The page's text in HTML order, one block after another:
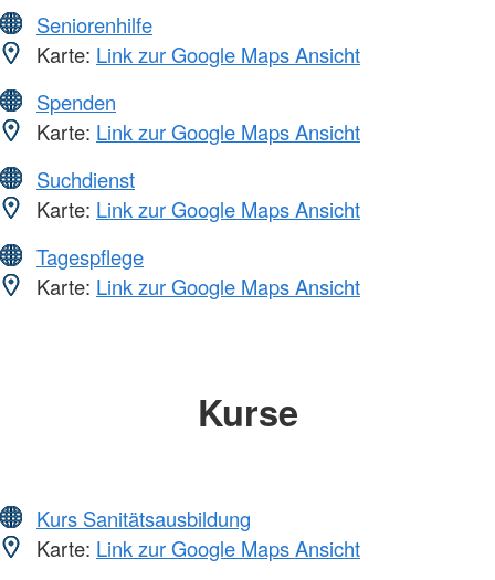
Seniorenhilfe
Karte: Link zur Google Maps Ansicht
Spenden
Karte: Link zur Google Maps Ansicht
Suchdienst
Karte: Link zur Google Maps Ansicht
Tagespflege
Karte: Link zur Google Maps Ansicht
Kurse
Kurs Sanitätsausbildung
Karte: Link zur Google Maps Ansicht